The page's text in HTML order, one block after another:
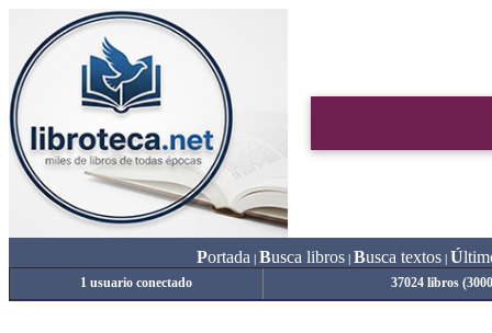
Portada Busca libros| Busca textos| Ú
1 usuario conectado 37024 libros